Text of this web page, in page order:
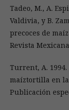
Tadeo, M., A.
Valdivia, y B.
precoces de
Revista
Turrent, A.
maíztortilla en la
Publicación